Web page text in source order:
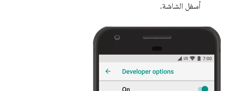
أسفل الشاشة.